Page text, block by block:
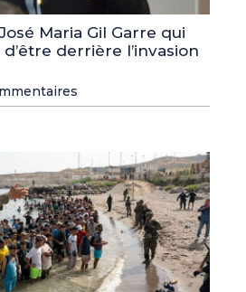
Maria Gil Garre qui
d’être derrière l’invasion